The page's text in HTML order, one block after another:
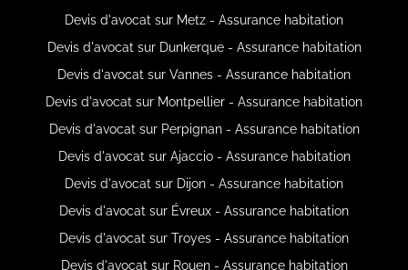
Devis d'avocat sur Metz - Assurance habitation
Devis d'avocat sur Dunkerque - Assurance habitation
Devis d'avocat sur Vannes - Assurance habitation
Devis d'avocat sur Montpellier - Assurance habitation
Devis d'avocat sur Perpignan - Assurance habitation
Devis d'avocat sur Ajaccio - Assurance habitation
Devis d'avocat sur Dijon - Assurance habitation
Devis d'avocat sur Évreux - Assurance habitation
Devis d'avocat sur Troyes - Assurance habitation
Devis d'avocat sur Rouen - Assurance habitation